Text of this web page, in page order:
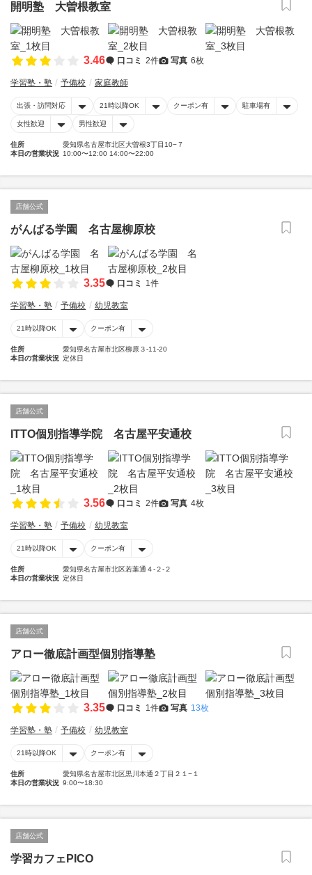
開明塾 大曽根教室
3.46 口コミ 2件 写真 6枚
学習塾・塾 予備校 家庭教師
出張・訪問対応 21時以降OK クーポン有 駐車場有
女性歓迎 男性歓迎
住所
愛知県名古屋市北区大曽根3丁目10−７
本日の営業状況 10:00〜12:00 14:00〜22:00
店舗公式
がんばる学園 名古屋柳原校
3.35 口コミ 1件
学習塾・塾 予備校 幼児教室
21時以降OK クーポン有
住所
愛知県名古屋市北区柳原３-11-20
本日の営業状況 定休日
店舗公式
ITTO個別指導学院 名古屋平安通校
3.56 口コミ 2件 写真 4枚
学習塾・塾 予備校 幼児教室
21時以降OK クーポン有
住所
愛知県名古屋市北区若葉通４-２-２
本日の営業状況 定休日
店舗公式
アロー徹底計画型個別指導塾
3.35 口コミ 1件 写真 13枚
学習塾・塾 予備校 幼児教室
21時以降OK クーポン有
住所
愛知県名古屋市北区黒川本通２丁目２１−１
本日の営業状況 9:00〜18:30
店舗公式
学習カフェPICO